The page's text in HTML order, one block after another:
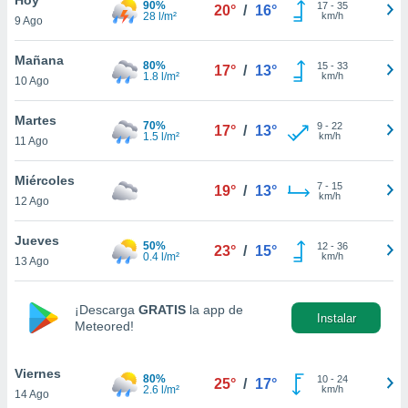
en
más
nuestra
de
aceptar
de
9 Ago
90%
28 l/m²
20° / 16° 17- 35
km/h
Mañana
10 Ago
80%
1.8 l/m²
17° / 13° 15- 33
km/h
Martes
11 Ago
70%
1.5 l/m²
17° / 13° 9- 22
km/h
Miércoles
12 Ago
19° / 13° 7- 15
km/h
Jueves
13 Ago
50%
0.4 l/m²
23° / 15° 12- 36
km/h
¡Descarga GRATIS la app de
Meteored!
Instalar
Viernes
14 Ago
80%
2.6 l/m²
25° / 17° 10- 24
km/h